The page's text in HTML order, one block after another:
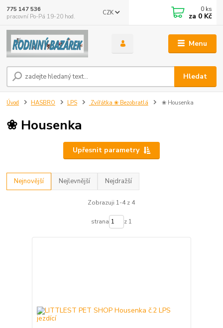
Menu
CZK
Hledat
775 147 536
pracovní Po-Pá 19-20 hod.
0 ks
za 0 Kč
Úvod HASBRO LPS Zvířátka ❀ Bezobratlá ❀ Housenka
❀ Housenka
Upřesnit parametry
Nejnovější Nejlevnější Nejdražší
Zobrazuji 1-4 z 4
strana z 1